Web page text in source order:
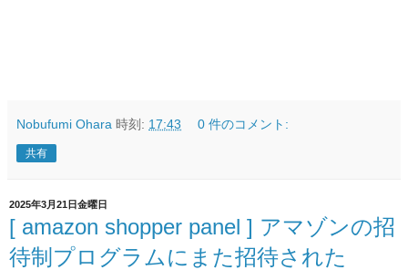
Nobufumi Ohara 時刻: 17:43 0 件のコメント:
共有
2025年3月21日金曜日
[ amazon shopper panel ] アマゾンの招
待制プログラムにまた招待された